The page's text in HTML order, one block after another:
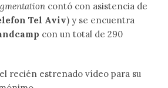
contó con asistencia de
Tel Aviv) y se encuentra
con un total de 290
recién estrenado vídeo para su